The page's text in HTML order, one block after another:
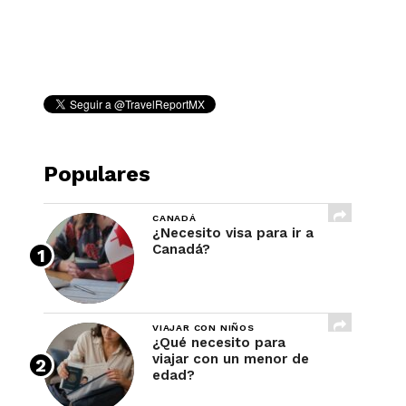
Populares
CANADÁ
¿Necesito visa para ir a
Canadá?
VIAJAR CON NIÑOS
¿Qué necesito para
viajar con un menor de
edad?